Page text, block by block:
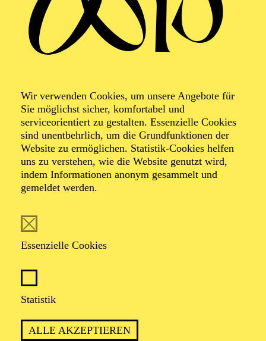
Wir verwenden Cookies, um unsere Angebote für
Sie möglichst sicher, komfortabel und
serviceorientiert zu gestalten. Essenzielle Cookies
sind unentbehrlich, um die Grundfunktionen der
Website zu ermöglichen. Statistik-Cookies helfen
uns zu verstehen, wie die Website genutzt wird,
indem Informationen anonym gesammelt und
gemeldet werden.
Essenzielle Cookies
Statistik
ALLE AKZEPTIEREN
ESSENER PHILHARMONIKER
Freitag
01.01.2027
NEUJAHRSKONZERT DER
ESSENER
PHILHARMONIKER
TICKETS
74,00 69,00 55,00 41,00
AALTO MUSIKTHEATER
19:00 - 21:30